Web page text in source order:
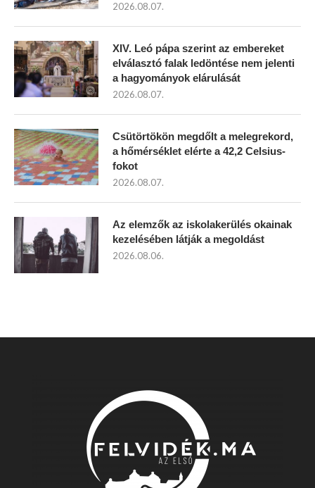
2026.08.07.
XIV. Leó pápa szerint az embereket
elválasztó falak ledöntése nem jelenti
a hagyományok elárulását
2026.08.07.
Csütörtökön megdőlt a melegrekord,
a hőmérséklet elérte a 42,2 Celsius-
fokot
2026.08.07.
Az elemzők az iskolakerülés okainak
kezelésében látják a megoldást
2026.08.06.